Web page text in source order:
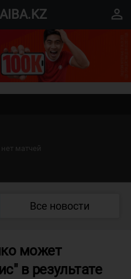
perm_identity
матчей
Все новости
может
в результате